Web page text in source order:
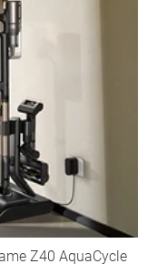
Z40 AquaCycle